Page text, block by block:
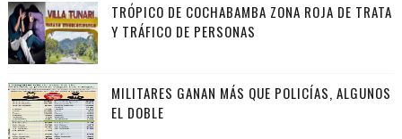
TRÓPICO DE COCHABAMBA ZONA ROJA DE TRATA
Y TRÁFICO DE PERSONAS
MILITARES GANAN MÁS QUE POLICÍAS, ALGUNOS
EL DOBLE